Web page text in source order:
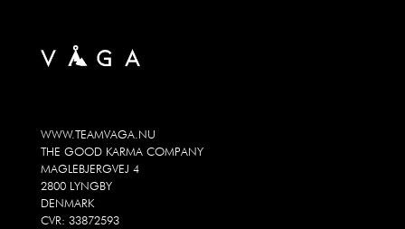
WWW.TEAMVAGA.NU
THE GOOD KARMA COMPANY
MAGLEBJERGVEJ 4
2800 LYNGBY
DENMARK
CVR: 33872593